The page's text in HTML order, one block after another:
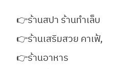
👉ร้านสปา ร้านทำเล็บ
👉ร้านเสริมสวย คาเฟ้,
👉ร้านอาหาร